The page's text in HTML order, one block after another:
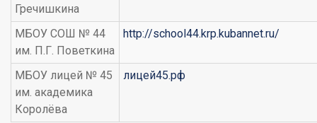
Гречишкина
МБОУ СОШ № 44
им. П.Г. Поветкина
http://school44.krp.kubannet.ru/
МБОУ лицей № 45
им. академика
Королёва
лицей45.рф